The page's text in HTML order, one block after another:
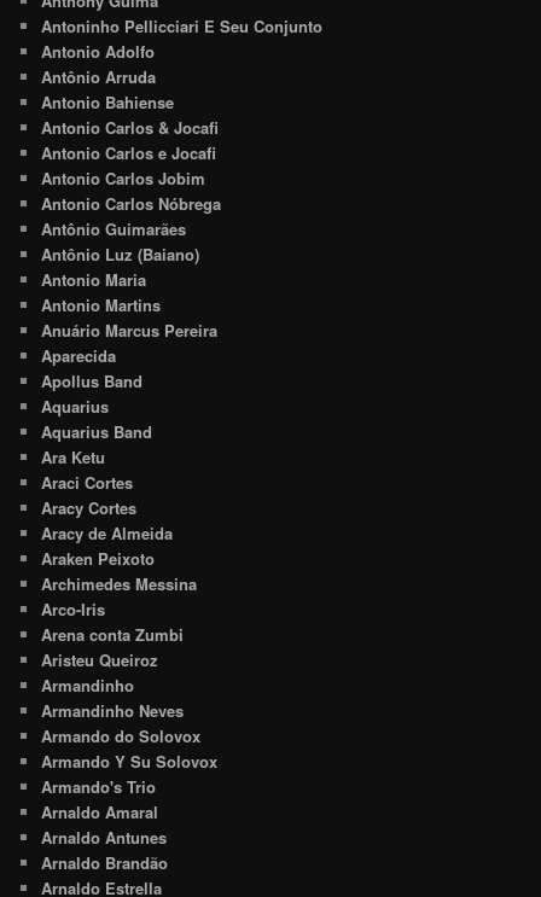
Antoninho Pellicciari E Seu Conjunto
Antonio Adolfo
Antônio Arruda
Antonio Bahiense
Antonio Carlos & Jocafi
Antonio Carlos e Jocafi
Antonio Carlos Jobim
Antonio Carlos Nóbrega
Antônio Guimarães
Antônio Luz (Baiano)
Antonio Maria
Antonio Martins
Anuário Marcus Pereira
Aparecida
Apollus Band
Aquarius
Aquarius Band
Ara Ketu
Araci Cortes
Aracy Cortes
Aracy de Almeida
Araken Peixoto
Archimedes Messina
Arco-Iris
Arena conta Zumbi
Aristeu Queiroz
Armandinho
Armandinho Neves
Armando do Solovox
Armando Y Su Solovox
Armando's Trio
Arnaldo Amaral
Arnaldo Antunes
Arnaldo Brandão
Arnaldo Estrella